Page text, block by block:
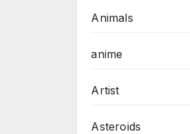
Animals
anime
Artist
Asteroids